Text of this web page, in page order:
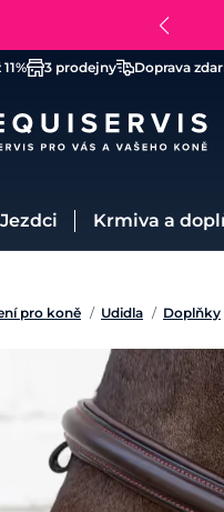
3 prodejny Doprava
Jezdci Krmiva a
pro koně / Udidla / Doplňky